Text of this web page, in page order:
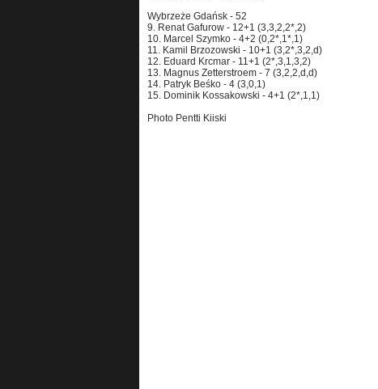
Wybrzeże Gdańsk - 52
9. Renat Gafurow - 12+1 (3,3,2,2*,2)
10. Marcel Szymko - 4+2 (0,2*,1*,1)
11. Kamil Brzozowski - 10+1 (3,2*,3,2,d)
12. Eduard Krcmar - 11+1 (2*,3,1,3,2)
13. Magnus Zetterstroem - 7 (3,2,2,d,d)
14. Patryk Beśko - 4 (3,0,1)
15. Dominik Kossakowski - 4+1 (2*,1,1)
Photo Pentti Kiiski